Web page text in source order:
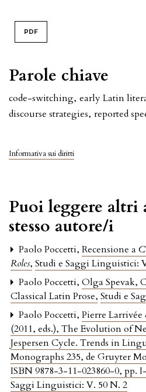
Parole chiave
code-switching, early Latin
discourse strategies, reported
Informativa sui diritti
PDF
Puoi leggere
stesso autore/i
Paolo Poccetti, Recensione a
Roles, Studi e Saggi Linguistici:
Paolo Poccetti, Olga Spevak,
Classical Latin Prose, Studi e
Paolo Poccetti, Pierre
(2011, eds.), The Evolution of
Jespersen Cycle. Trends in
Monographs 235, de Gruyter
ISBN 9878-3-11-023860-0, pp.
Saggi Linguistici: V. 50 N. 2